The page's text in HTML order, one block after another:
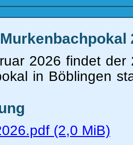
2026 findet der
in Böblingen
(2,0 MiB)